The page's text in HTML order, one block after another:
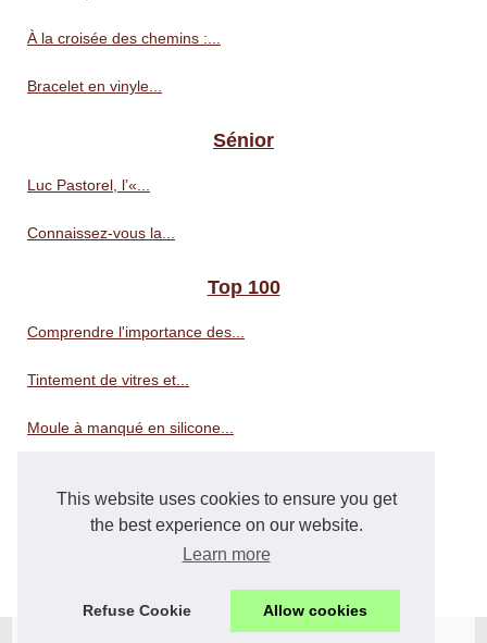
This website uses cookies to ensure you get
the best experience on our website.
Learn more
Refuse Cookie Allow cookies
À la croisée des chemins :...
Bracelet en vinyle...
Sénior
Luc Pastorel, l’«...
Connaissez-vous la...
Top 100
Comprendre l'importance des...
Tintement de vitres et...
Moule à manqué en silicone...
Choisir la bonne litière...